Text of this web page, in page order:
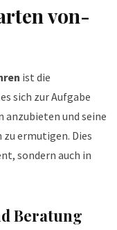
von-
ist die
sich zur Aufgabe
und seine
ermutigen. Dies
sondern auch in
Beratung